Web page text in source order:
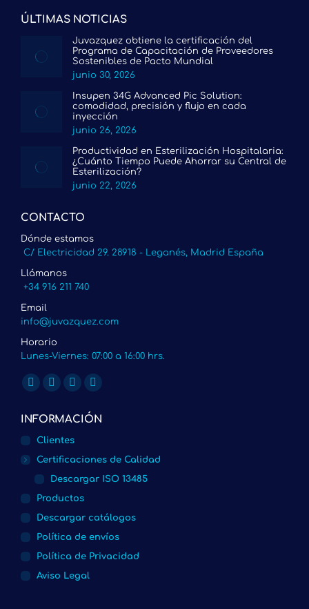
ÚLTIMAS NOTICIAS
Juvazquez obtiene la certificación del
Programa de Capacitación de Proveedores
Sostenibles de Pacto Mundial
junio 30, 2026
Insupen 34G Advanced Pic Solution:
comodidad, precisión y flujo en cada
inyección
junio 26, 2026
Productividad en Esterilización Hospitalaria:
¿Cuánto Tiempo Puede Ahorrar su Central de
Esterilización?
junio 22, 2026
CONTACTO
Dónde estamos
C/ Electricidad 29. 28918 - Leganés, Madrid España
Llámanos
+34 916 211 740
Email
info@juvazquez.com
Horario
Lunes-Viernes: 07:00 a 16:00 hrs.
Encuéntranos en:
Twitter
opens
in
new
window
Linkedin
opens
in
new
window
Instagram
opens
in
new
window
Whatsapp
new
window
INFORMACIÓN
Clientes
Certificaciones de Calidad
Descargar ISO 13485
Productos
Descargar catálogos
Política de envíos
Política de Privacidad
Aviso Legal